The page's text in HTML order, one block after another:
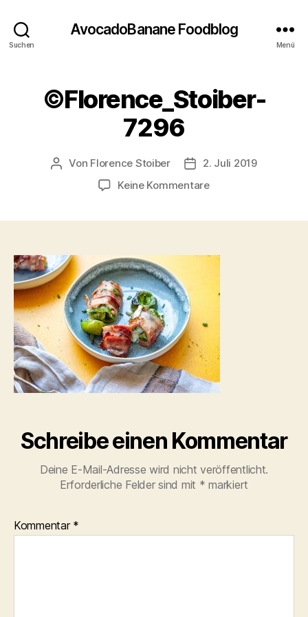
Suchen
AvocadoBanane Foodblog
Menü
©Florence_Stoiber-
7296
Beitragsautor
Von Florence Stoiber
2. Juli 2019
Keine Kommentarezu
Schreibe einen Kommentar
Deine E-Mail-Adresse wird nicht veröffentlicht.
Erforderliche Felder sind mit * markiert
Kommentar *